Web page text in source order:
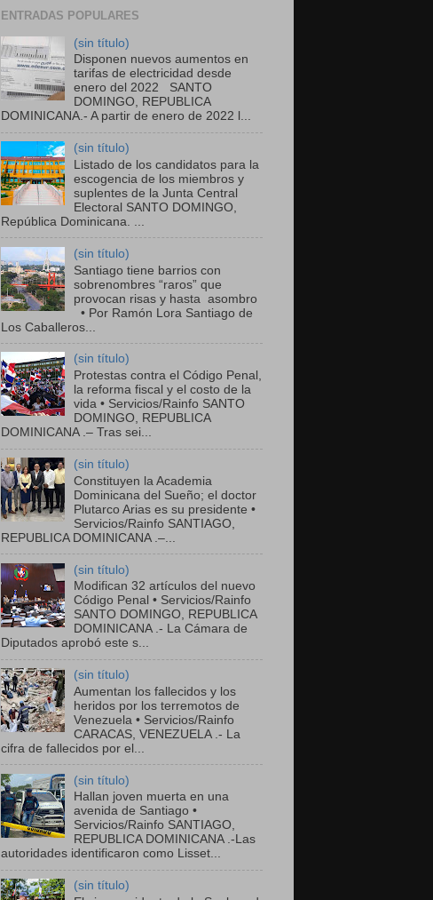
ENTRADAS POPULARES
(sin título)
Disponen nuevos aumentos en
tarifas de electricidad desde
enero del 2022 SANTO
DOMINGO, REPUBLICA
DOMINICANA.- A partir de enero de 2022 l...
(sin título)
Listado de los candidatos para la
escogencia de los miembros y
suplentes de la Junta Central
Electoral SANTO DOMINGO,
República Dominicana. ...
(sin título)
Santiago tiene barrios con
sobrenombres “raros” que
provocan risas y hasta asombro
• Por Ramón Lora Santiago de
Los Caballeros...
(sin título)
Protestas contra el Código Penal,
la reforma fiscal y el costo de la
vida • Servicios/Rainfo SANTO
DOMINGO, REPUBLICA
DOMINICANA .– Tras sei...
(sin título)
Constituyen la Academia
Dominicana del Sueño; el doctor
Plutarco Arias es su presidente •
Servicios/Rainfo SANTIAGO,
REPUBLICA DOMINICANA .–...
(sin título)
Modifican 32 artículos del nuevo
Código Penal • Servicios/Rainfo
SANTO DOMINGO, REPUBLICA
DOMINICANA .- La Cámara de
Diputados aprobó este s...
(sin título)
Aumentan los fallecidos y los
heridos por los terremotos de
Venezuela • Servicios/Rainfo
CARACAS, VENEZUELA .- La
cifra de fallecidos por el...
(sin título)
Hallan joven muerta en una
avenida de Santiago •
Servicios/Rainfo SANTIAGO,
REPUBLICA DOMINICANA .-Las
autoridades identificaron como Lisset...
(sin título)